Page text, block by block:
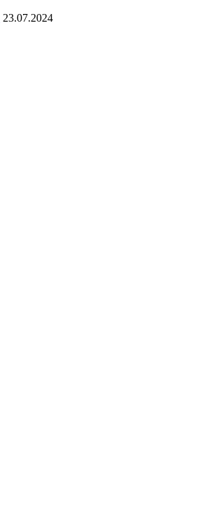
23.07.2024